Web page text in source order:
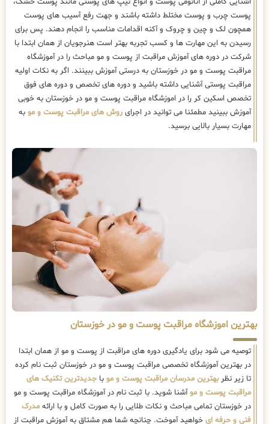
پوست چرب و پوست مختلط داشته باشند و جهت رفع آسیب های پوست
همچون لک و چین و چروک و آکنه اقدامات مناسب را انجام دهند. پس برای
رسیدن به این مهارت ها و کسب تجربه بهتر است هنرجویان از همان ابتدا با
شرکت در دوره های آموزش مراقبت از پوست و مو مباحث را در آموزشگاه
مراقبت پوست و مو در خوزستان به درستی آموزش ببینند. اگر به نکات اولیه
مراقبت پوستی آشنایی داشته باشید و دوره های تخصص و دوره های فوق
تخصص اسکین کر را در اموزشگاه مراقبت پوست و مو در خوزستان به خوبی
آموزش ببینید مطمئنا می توانید در اجرای روش های مراقبت پوست و مو به
مهارت بسیار بالایی برسید.
بهترین اموزشگاه مراقبت پوست و مو در خوزستان
توصیه می شود برای یادگیری دوره های مراقبت از پوست و مو از همان ابتدا
در بهترین آموزشگاه تخصصی مراقبت پوست و مو در خوزستان ثبت نام کرده
تا زیر نظربهترین مدرسان مراقبت پوست و مو با جدیدترین تکنیک های
مراقبت پوست و موآشنا شوید. با ثبت نام در آموزشگاه مراقبت پوست و مو
در خوزستان تمامی مباحث و نکات طلایی را به صورت کامل و با ارائه مدرک
فنی و حرفه ای خواهید آموخت. چنانچه شما هم مشتاق به آموزش مراقبت از